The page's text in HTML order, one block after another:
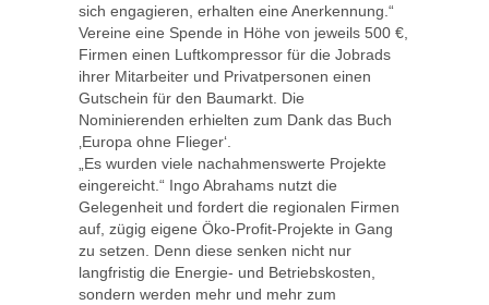
sich engagieren, erhalten eine Anerkennung.“
Vereine eine Spende in Höhe von jeweils 500 €,
Firmen einen Luftkompressor für die Jobrads
ihrer Mitarbeiter und Privatpersonen einen
Gutschein für den Baumarkt. Die
Nominierenden erhielten zum Dank das Buch
‚Europa ohne Flieger‘.
„Es wurden viele nachahmenswerte Projekte
eingereicht.“ Ingo Abrahams nutzt die
Gelegenheit und fordert die regionalen Firmen
auf, zügig eigene Öko-Profit-Projekte in Gang
zu setzen. Denn diese senken nicht nur
langfristig die Energie- und Betriebskosten,
sondern werden mehr und mehr zum